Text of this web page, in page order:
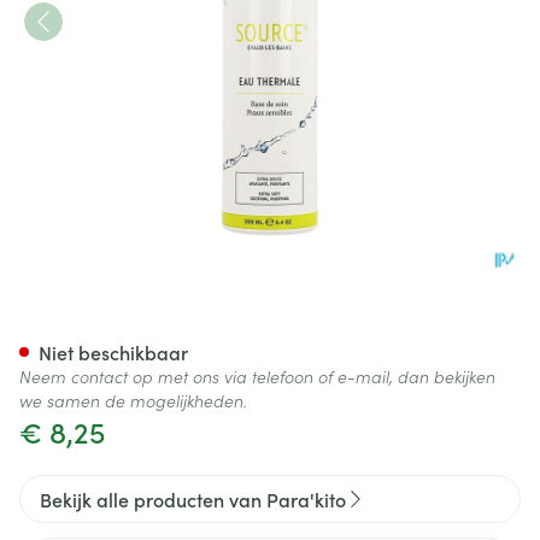
€ 8,25
Niet beschikbaar
Neem contact op met ons via telefoon of e-mail, dan bekijken
we samen de mogelijkheden.
Bekijk alle producten van Para'kito